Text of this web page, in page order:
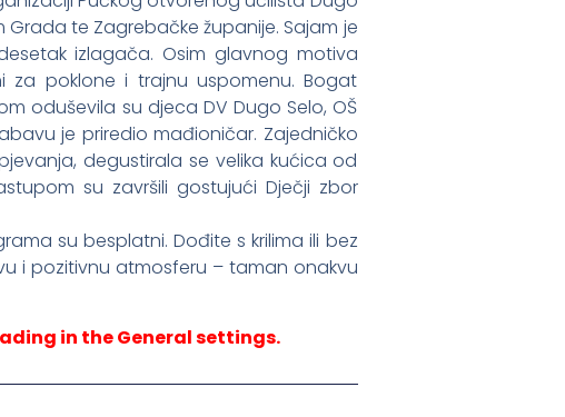
te Zagrebačke županije. Sajam je
izlagača. Osim glavnog motiva
za poklone i trajnu uspomenu. Bogat
oduševila su djeca DV Dugo Selo, OŠ
je priredio mađioničar. Zajedničko
degustirala se velika kućica od
su završili gostujući Dječji zbor
su besplatni. Dođite s krilima ili bez
i pozitivnu atmosferu – taman onakvu
in the General settings.